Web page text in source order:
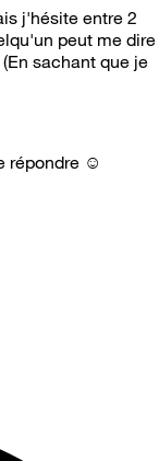
j'hésite entre 2
peut me dire
sachant que je
répondre ☺️